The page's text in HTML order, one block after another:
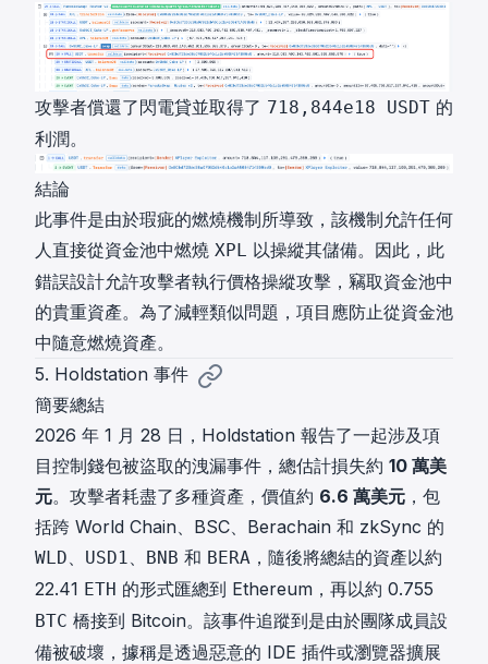
攻擊者償還了閃電貸並取得了 718,844e18 USDT 的
利潤。
結論
此事件是由於瑕疵的燃燒機制所導致，該機制允許任何
人直接從資金池中燃燒 XPL 以操縱其儲備。因此，此
錯誤設計允許攻擊者執行價格操縱攻擊，竊取資金池中
的貴重資產。為了減輕類似問題，項目應防止從資金池
中隨意燃燒資產。
5. Holdstation 事件
簡要總結
2026 年 1 月 28 日，Holdstation 報告了一起涉及項
目控制錢包被盜取的洩漏事件，總估計損失約 10 萬美
元。攻擊者耗盡了多種資產，價值約 6.6 萬美元 ，包
括跨 World Chain、BSC、Berachain 和 zkSync 的
WLD、 USD1、 BNB 和 BERA ，隨後將總結的資產以約
22.41 ETH 的形式匯總到 Ethereum，再以約 0.755
BTC 橋接到 Bitcoin。該事件追蹤到是由於團隊成員設
備被破壞，據稱是透過惡意的 IDE 插件或瀏覽器擴展